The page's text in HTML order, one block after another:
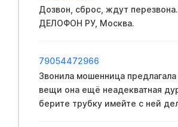
Дозвон, сброс, ждут
ДЕЛОФОН РУ, Москва.
79054472966
Звонила мошенница
вещи она ещё неадекватная
берите трубку имейте с ней